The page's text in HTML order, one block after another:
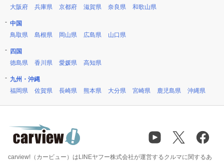
大阪府
兵庫県 京都府 滋賀県 奈良県 和歌山県
中国
鳥取県
島根県 岡山県 広島県 山口県
四国
徳島県
香川県 愛媛県 高知県
九州・沖縄
福岡県
佐賀県 長崎県 熊本県 大分県 宮崎県 鹿児島県 沖縄県
carview!（カービュー）はLINEヤフー株式会社が運営するクルマに関するあ